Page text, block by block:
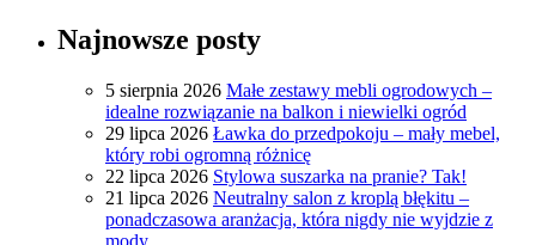
Najnowsze posty
5 sierpnia 2026 Małe zestawy mebli ogrodowych –
idealne rozwiązanie na balkon i niewielki ogród
29 lipca 2026 Ławka do przedpokoju – mały mebel,
który robi ogromną różnicę
22 lipca 2026 Stylowa suszarka na pranie? Tak!
21 lipca 2026 Neutralny salon z kroplą błękitu –
ponadczasowa aranżacja, która nigdy nie wyjdzie z
mody